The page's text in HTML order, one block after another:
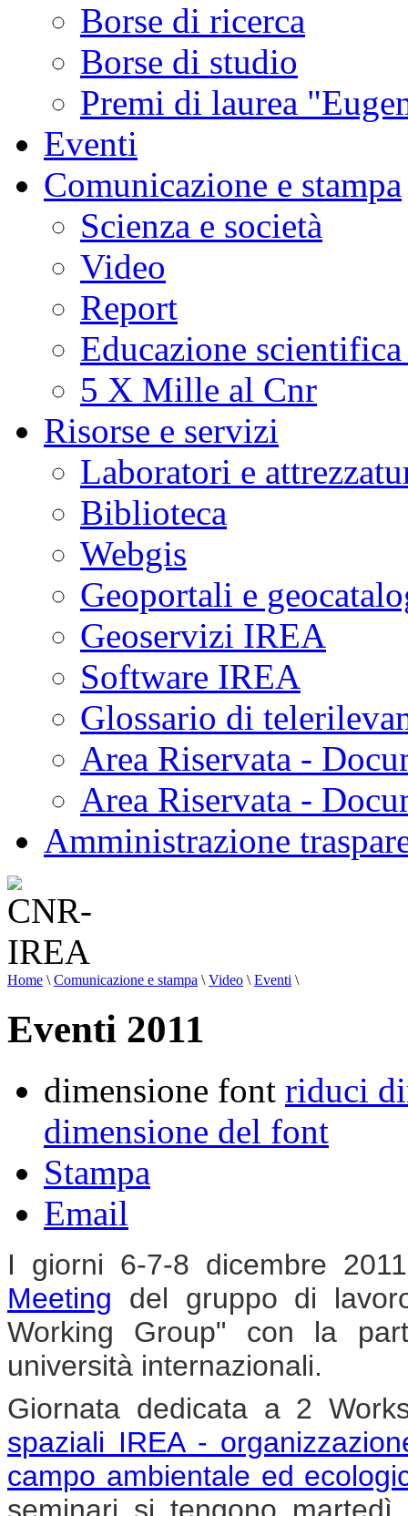
Borse di ricerca
Borse di studio
Premi di laurea
Eventi
Comunicazione e stampa
Scienza e società
Video
Report
Educazione
5 X Mille al Cnr
Risorse e servizi
Laboratori e
Biblioteca
Webgis
Geoportali e
Geoservizi IREA
Software IREA
Glossario di
Area Riservata -
Area Riservata -
Amministrazione
Home \ Comunicazione e stampa \ Video \ Eventi \
Eventi 2011
dimensione font riduci
dimensione del font
Stampa
Email
I giorni 6-7-8 dicembre
Meeting del gruppo di
Working Group" con la
università internazionali.
Giornata dedicata a 2
spaziali IREA -
campo ambientale ed